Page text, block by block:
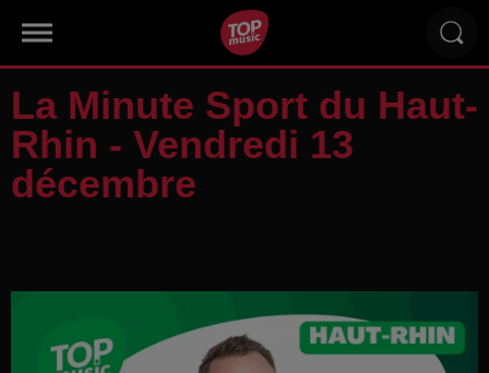
La Minute Sport du Haut-
Rhin - Vendredi 13
décembre